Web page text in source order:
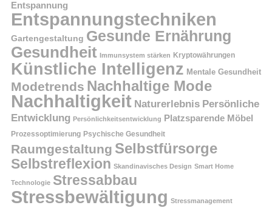
Entspannung
Entspannungstechniken
Gartengestaltung Gesunde Ernährung
Gesundheit Immunsystem stärken Kryptowährungen
Künstliche Intelligenz Mentale Gesundheit
Modetrends Nachhaltige Mode
Nachhaltigkeit Naturerlebnis Persönliche
Entwicklung Persönlichkeitsentwicklung Platzsparende Möbel
Prozessoptimierung Psychische Gesundheit
Raumgestaltung Selbstfürsorge
Selbstreflexion Skandinavisches Design Smart Home
Technologie Stressabbau
Stressbewältigung Stressmanagement